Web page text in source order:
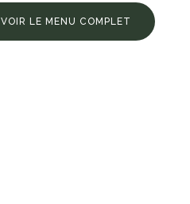
VOIR LE MENU COMPLET